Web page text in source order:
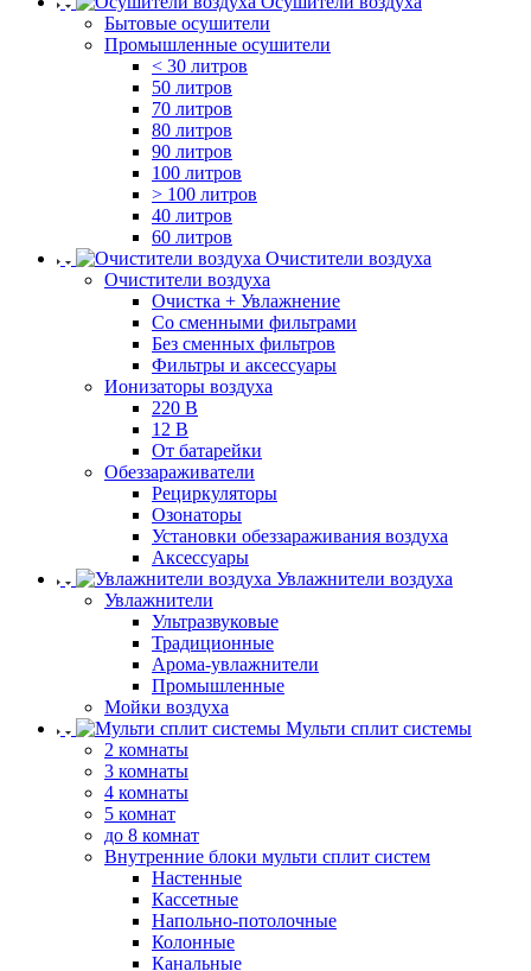
Бытовые осушители
Промышленные осушители
< 30 литров
50 литров
70 литров
80 литров
90 литров
100 литров
> 100 литров
40 литров
60 литров
Очистители воздуха
Очистители воздуха
Очистка + Увлажнение
Cо сменными фильтрами
Без сменных фильтров
Фильтры и аксессуары
Ионизаторы воздуха
220 В
12 В
От батарейки
Обеззараживатели
Рециркуляторы
Озонаторы
Установки обеззараживания воздуха
Аксессуары
Увлажнители воздуха
Увлажнители
Ультразвуковые
Традиционные
Арома-увлажнители
Промышленные
Мойки воздуха
Мульти сплит системы
2 комнаты
3 комнаты
4 комнаты
5 комнат
до 8 комнат
Внутренние блоки мульти сплит систем
Настенные
Кассетные
Напольно-потолочные
Колонные
Канальные